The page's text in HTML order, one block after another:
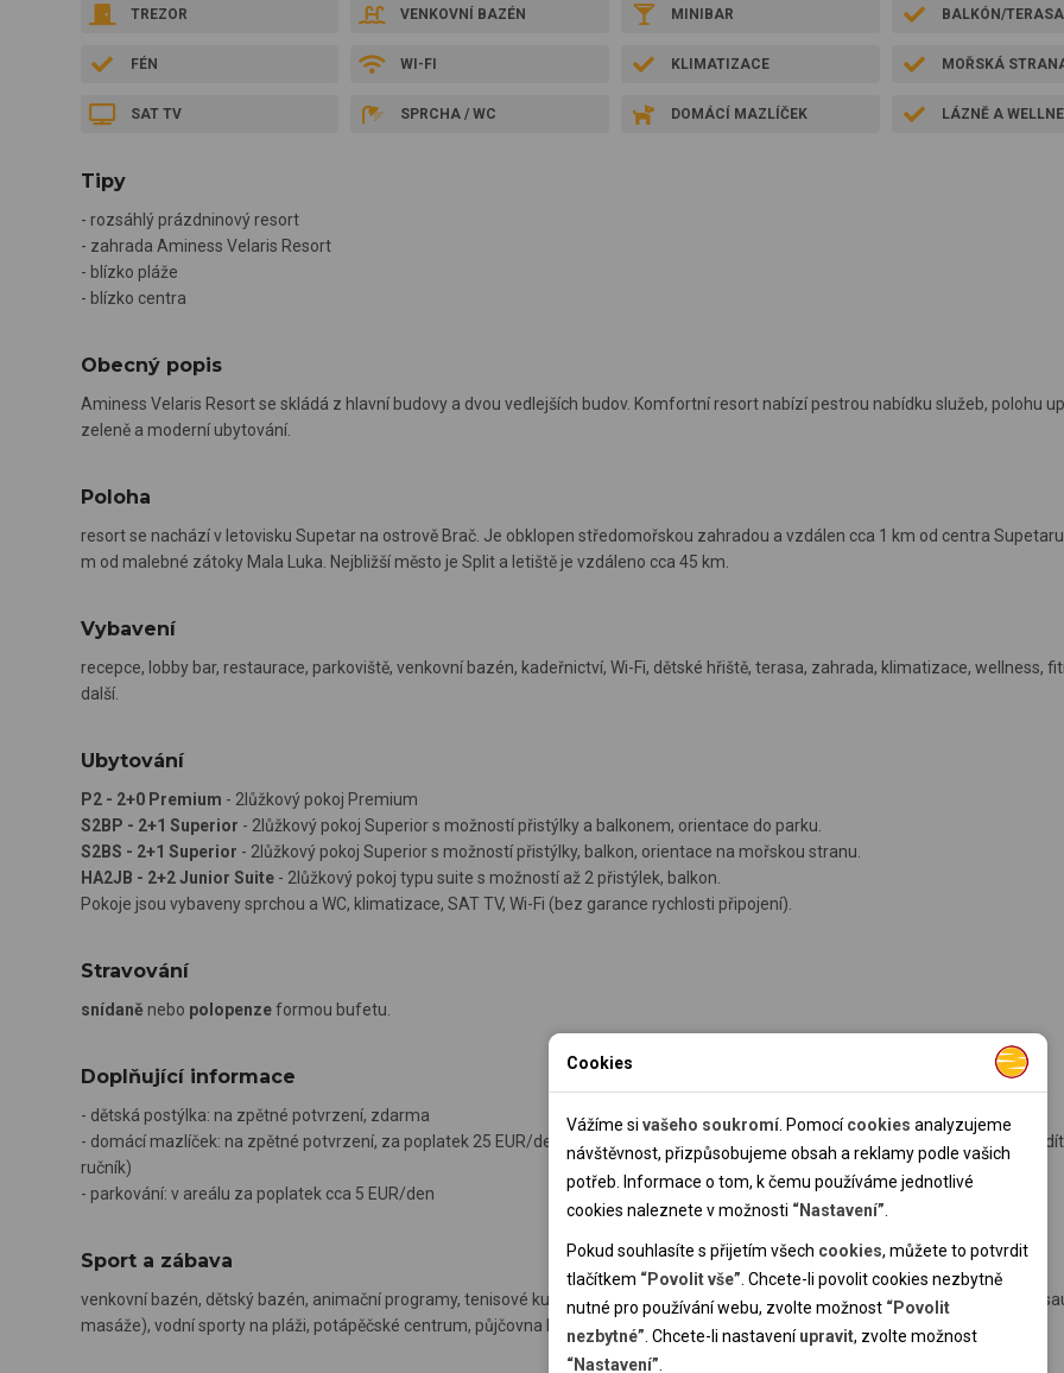
TREZOR VENKOVNÍ BAZÉN MINIBAR BALKÓN/TERASA
FÉN WI-FI KLIMATIZACE MOŘSKÁ
SAT TV SPRCHA / WC DOMÁCÍ MAZLÍČEK LÁZNĚ A
Tipy
- rozsáhlý prázdninový resort
- zahrada Aminess Velaris Resort
- blízko pláže
- blízko centra
Obecný popis
Aminess Velaris Resort se skládá z hlavní budovy a dvou vedlejších budov. Komfortní resort nabízí pestrou nabídku služeb, polohu
zeleně a moderní ubytování.
Poloha
resort se nachází v letovisku Supetar na ostrově Brač. Je obklopen středomořskou zahradou a vzdálen cca 1 km od centra
m od malebné zátoky Mala Luka. Nejbližší město je Split a letiště je vzdáleno cca 45 km.
Vybavení
recepce, lobby bar, restaurace, parkoviště, venkovní bazén, kadeřnictví, Wi-Fi, dětské hřiště, terasa, zahrada, klimatizace, wellness,
další.
Ubytování
P2 - 2+0 Premium - 2lůžkový pokoj Premium
S2BP - 2+1 Superior - 2lůžkový pokoj Superior s možností přistýlky a balkonem, orientace do parku.
S2BS - 2+1 Superior - 2lůžkový pokoj Superior s možností přistýlky, balkon, orientace na mořskou stranu.
HA2JB - 2+2 Junior Suite- 2lůžkový pokoj typu suite s možností až 2 přistýlek, balkon.
Pokoje jsou vybaveny sprchou a WC, klimatizace, SAT TV, Wi-Fi (bez garance rychlosti připojení).
Stravování
snídaně nebo polopenzeformou bufetu.
Doplňující informace
- dětská postýlka: na zpětné potvrzení, zdarma
- domácí mazlíček: na zpětné potvrzení, za poplatek 25 EUR/den. (v ceně je pelíšek, miska na vodu, uvítací sušenka, přívěsek na
ručník)
- parkování: v areálu za poplatek cca 5 EUR/den
Sport a zábava
venkovní bazén, dětský bazén, animační programy, tenisové kurty, taneční večery s živou hudbou, dětské hřiště, fitness, wellness
masáže), vodní sporty na pláži, potápěčské centrum, půjčovna kol a další.
Cookies
Vážíme si vašeho soukromí . Pomocícookies analyzujeme
návštěvnost, přizpůsobujeme obsah a reklamy podle vašich
potřeb. Informace o tom, k čemu používáme jednotlivé
cookies naleznete v možnosti “Nastavení”
Pokud souhlasíte s přijetím všech cookies, můžete to potvrdit
tlačítkem “Povolit vše” . Chcete-li povolit cookies nezbytně
nutné pro používání webu, zvolte možnost “Povolit
nezbytné” . Chcete-li nastaveníupravit, zvolte možnost
“Nastavení”
Nutné cookies pomáhají, aby byla webová stránka použitelná
tak, že umožní základní funkce jako navigace stránky a
přístup k zabezpečeným sekcím webové stránky. Webová
stránka nemůže správně fungovat bez těchto cookies.
Analytické cookies
Pomocí analytických cookies můžeme měřit návštěvnost
našeho webu, zdroje návštěv, výkon reklam a také jejich
dosah. Takto získaná data zpracováváme anonymně bez
Personální cookies